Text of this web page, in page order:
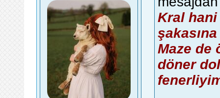
Kral
Maze de
döner